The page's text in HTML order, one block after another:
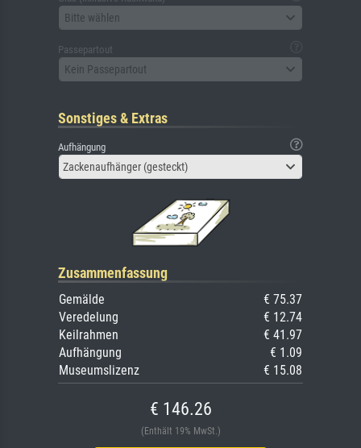
Bitte wählen
Passepartout
Kein Passepartout
Sonstiges & Extras
Aufhängung
Zackenaufhänger (gesteckt)
Zusammenfassung
Gemälde
€ 75.37
Veredelung
€ 12.74
Keilrahmen
€ 41.97
Aufhängung
€ 1.09
Museumslizenz
€ 15.08
€ 146.26
(Enthält 19% MwSt.)